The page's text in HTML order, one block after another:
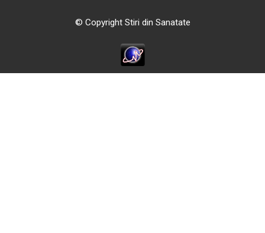
© Copyright Stiri din Sanatate